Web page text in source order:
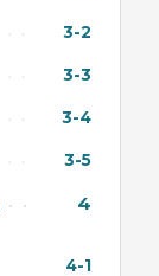
3-2
3-3
3-4
3-5
4
4-1